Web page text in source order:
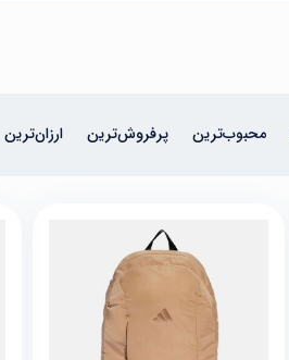
محبوب‌‌ترین پرفروش‌ترین ارزان‌ترین